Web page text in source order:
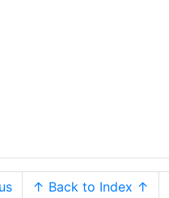
↑ Back to Index ↑